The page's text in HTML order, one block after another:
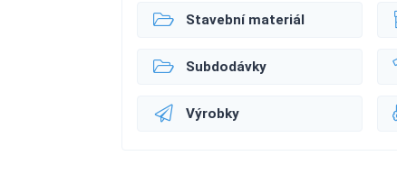
Stavební materiál
Subdodávky
Výrobky